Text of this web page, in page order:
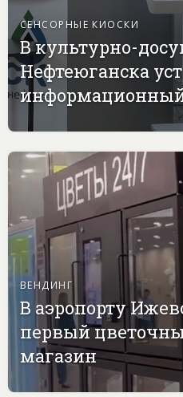
СЕНСОРНЫЕ КИОСКИ
В культурно-
Нефтеюганска
ВЕНДИНГ
В аэропорту
первый
магазин